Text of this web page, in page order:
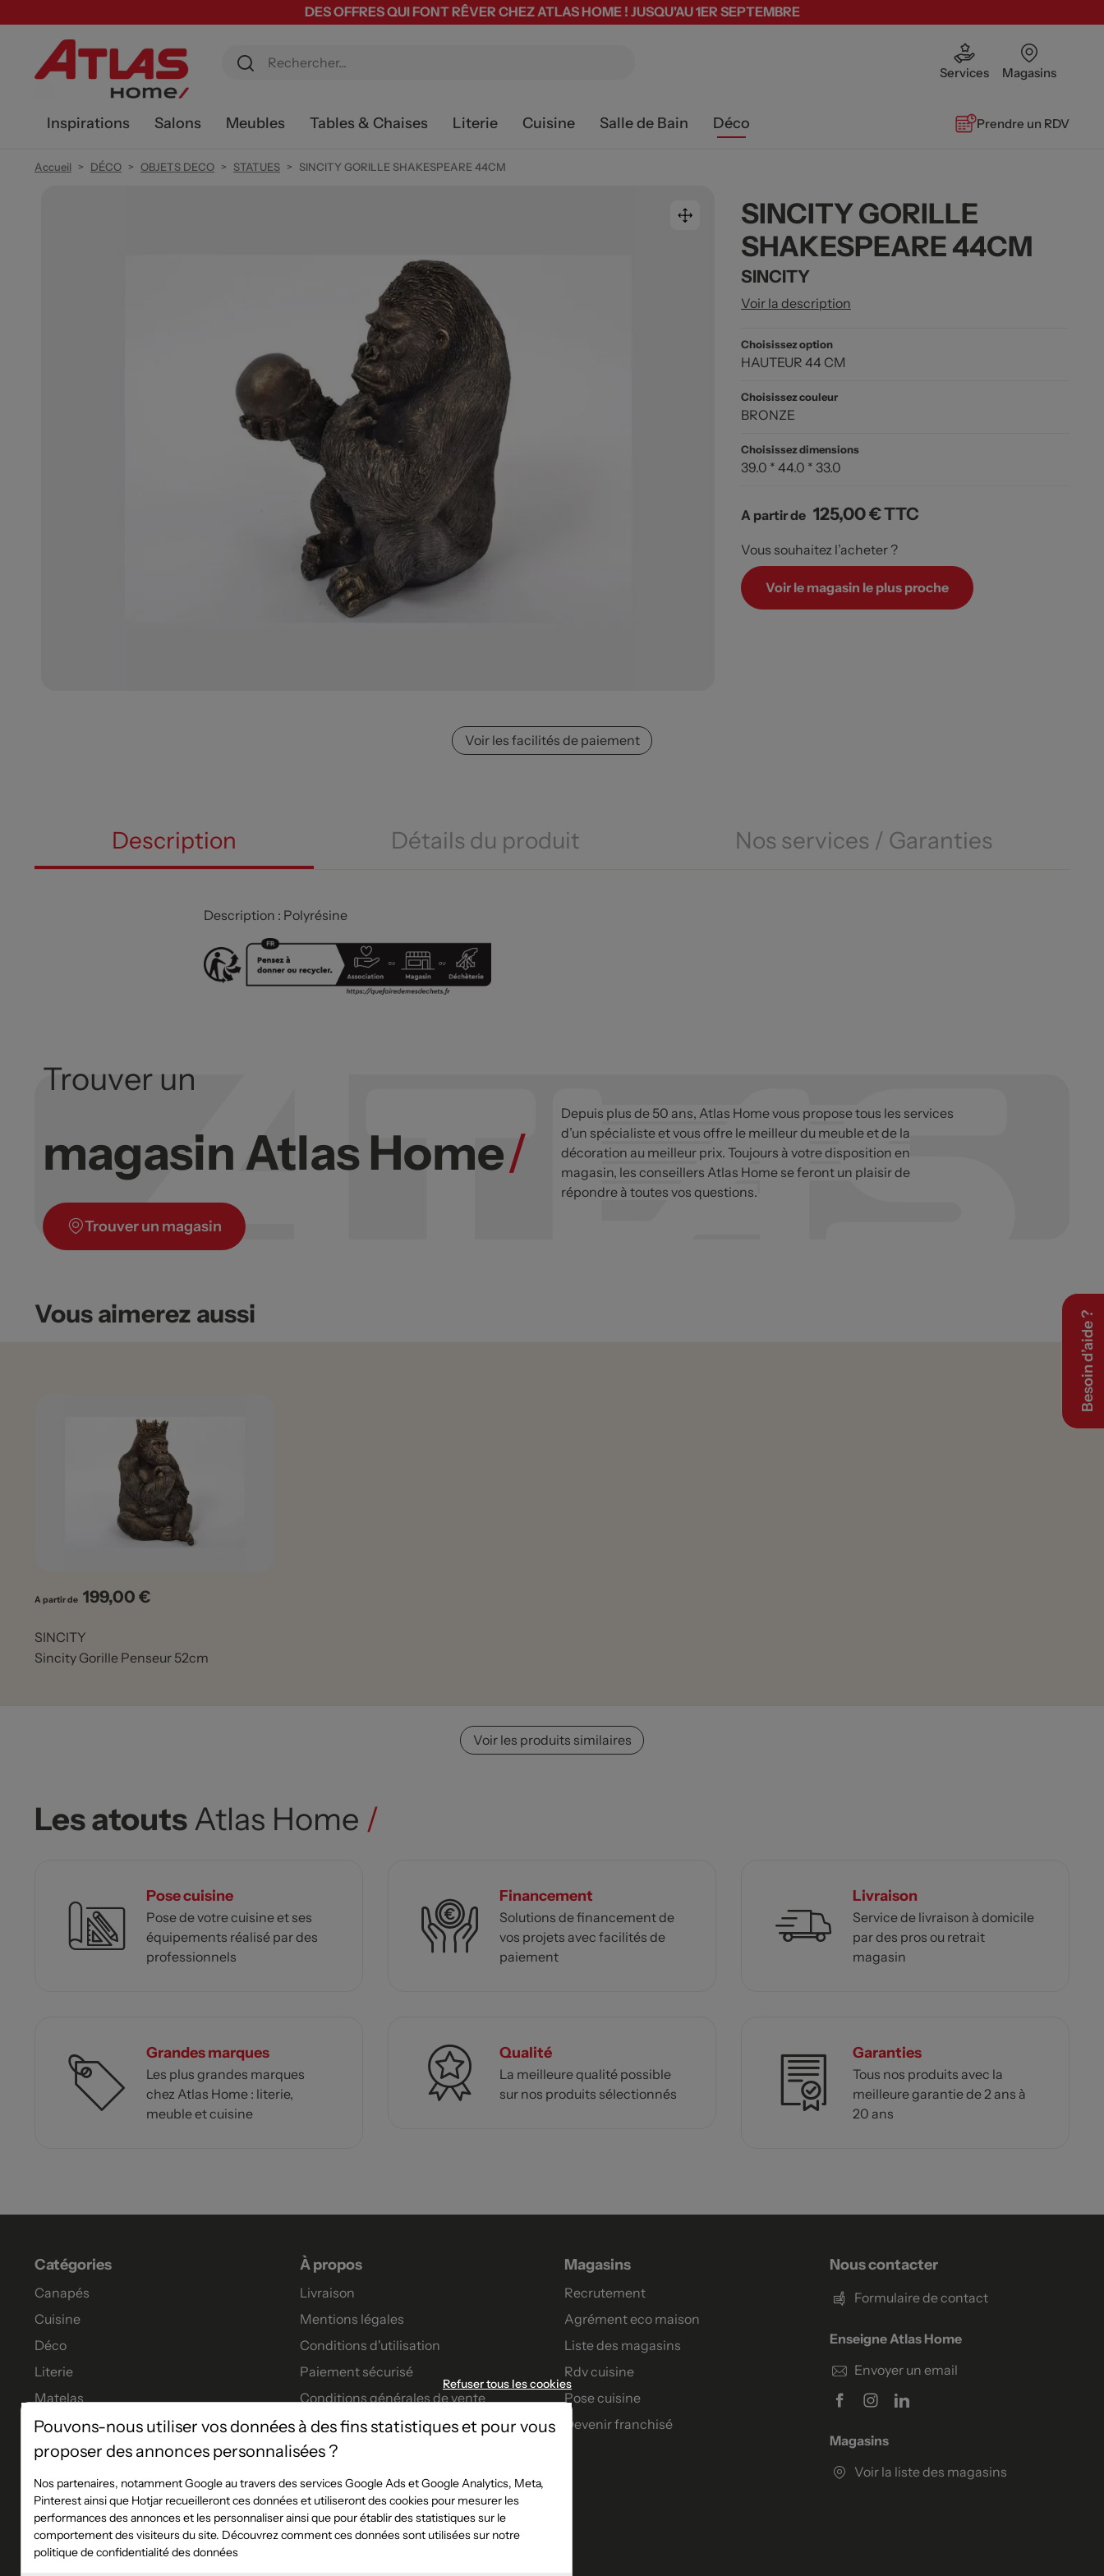
DES OFFRES QUI FONT RÊVER CHEZ ATLAS HOME ! JUSQU'AU 1ER SEPTEMBRE
Services Magasins
Inspirations Salons Meubles Tables & Chaises Literie Cuisine Salle de Bain Déco Prendre un RDV
Accueil DÉCO OBJETS DECO STATUES SINCITY GORILLE SHAKESPEARE 44CM
SINCITY GORILLE
SHAKESPEARE 44CM
SINCITY
Voir la description
Choisissez option
HAUTEUR 44 CM
Choisissez couleur
BRONZE
Choisissez dimensions
39.0 * 44.0 * 33.0
A partir de 125,00 €TTC
Vous souhaitez l’acheter ?
Voir le magasin le plus proche
Voir les facilités de paiement
Description Détails du produit Nos services / Garanties
Description : Polyrésine
Trouver un
magasin Atlas Home/
Depuis plus de 50 ans, Atlas Home vous propose tous les services
d’un spécialiste et vous offre le meilleur du meuble et de la
décoration au meilleur prix. Toujours à votre disposition en
magasin, les conseillers Atlas Home se feront un plaisir de
répondre à toutes vos questions.
Trouver un magasin
Vous aimerez aussi
A partir de Prix
199,00 €
SINCITY
Sincity Gorille Penseur 52cm
Voir les produits similaires
Les atoutsAtlas Home /
Pose cuisine
Pose de votre cuisine et ses
équipements réalisé par des
professionnels
Financement
Solutions de financement de
vos projets avec facilités de
paiement
Livraison
Service de livraison à domicile
par des pros ou retrait
magasin
Grandes marques
Les plus grandes marques
chez Atlas Home : literie,
meuble et cuisine
Qualité
La meilleure qualité possible
sur nos produits sélectionnés
Garanties
Tous nos produits avec la
meilleure garantie de 2 ans à
20 ans
Catégories
Canapés
Cuisine
Déco
Literie
Matelas
Meubles
Tables à manger
À propos
Livraison
Mentions légales
Conditions d'utilisation
Paiement sécurisé
Conditions générales de vente
Garanties
Tous nos partenaires
Financement
Les services confort
Règlement jeu concours facebook
Magasins
Recrutement
Agrément eco maison
Liste des magasins
Rdv cuisine
Pose cuisine
Devenir franchisé
Nous contacter
Formulaire de contact
Enseigne Atlas Home
Envoyer un email
Magasins
Voir la liste des magasins
Besoin d’aide ?
Refuser tous les cookies
Pouvons-nous utiliser vos données à des fins statistiques et pour vous
proposer des annonces personnalisées ?
Nos partenaires, notamment Google au travers des services Google Ads et Google Analytics, Meta,
Pinterest ainsi que Hotjar recueilleront ces données et utiliseront des cookies pour mesurer les
performances des annonces et les personnaliser ainsi que pour établir des statistiques sur le
comportement des visiteurs du site. Découvrez comment ces données sont utilisées sur notre
politique de confidentialité des données